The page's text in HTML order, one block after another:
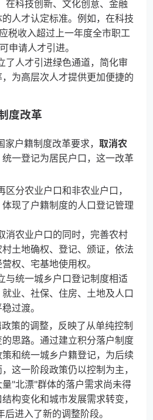
在科技创新、文化创意、金融
人才认定标准。例如，在科技
税收入超过上一年度全市职工
申请人才引进。
了人才引进绿色通道，简化审
为高层次人才提供更加便捷的
度改革
户籍制度改革要求， 取消农
统一登记为居民户口，这一改革
区分农业户口和非农业户口，
现了户籍制度的人口登记管理
消农业户口的同时，完善农村
土地确权、登记、颁证，依法
权、宅基地使用权。
与统一城乡户口登记制度相适
业、社保、住房、土地及人口
过渡。
策的调整，反映了从单纯控制
思路。通过建立积分落户制度
和统一城乡户籍登记，为后续
这一阶段政策仍以控制为主，
"北漂"群体的落户需求尚未得
构变化和城市发展需求转变，
进入了新的调整阶段。